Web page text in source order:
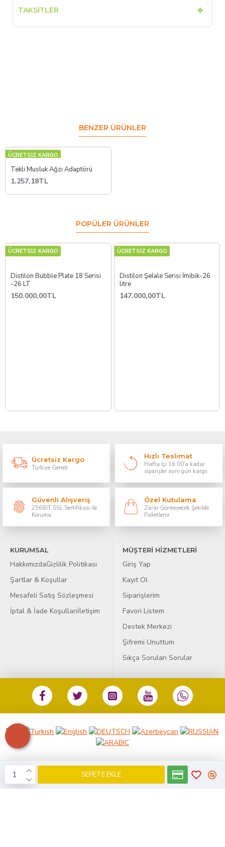
SEPETE EKLE
TAKSITLER
BENZER ÜRÜNLER
ÜCRETSİZ KARGO
Tekli Musluk Ağzı Adaptörü
1.257,18TL
POPÜLER ÜRÜNLER
ÜCRETSİZ KARGO
Distilon Bubble Plate 18 Serisi
-26 LT
150.000,00TL
ÜCRETSİZ KARGO
Distilon Şelale Serisi İmibik-26
litre
147.000,00TL
Ücretsiz Kargo
Türkiye Geneli
Hızlı Teslimat
Hafta İçi 16:00'a kadar
siparişler aynı gün kargo
Güvenli Alışveriş
256BİT SSL Sertifikası ile
Koruma
Özel Kutulama
Zarar Görmeyecek Şekilde
Paketlenir
KURUMSAL
HakkımızdaGizlilik Politikası
Şartlar & Koşullar
Mesafeli Satış Sözleşmesi
İptal & İade Koşullarıİletişim
MÜŞTERİ HİZMETLERİ
Giriş Yap
Kayıt Ol
Siparişlerim
Favori Listem
Destek Merkezi
Şifremi Unuttum
Sıkça Sorulan Sorular
Dil:
KobiDirektE-ticaretile kurulmustur